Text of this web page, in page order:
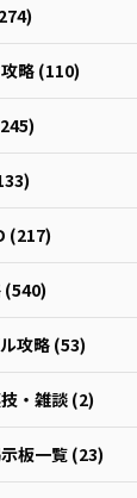
略 (110)
(217)
(540)
攻略 (53)
・雑談 (2)
板一覧 (23)